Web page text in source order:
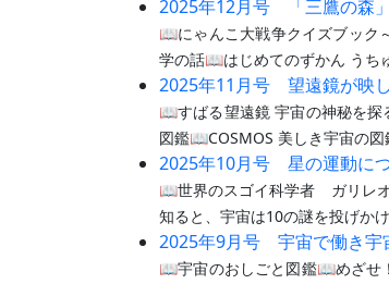
2025年12月号 「三鷹の森
📖にゃんこ大戦争クイズブック
学の話📖はじめてのずかん う
2025年11月号 望遠鏡が映
📖すばる望遠鏡 宇宙の神秘を
図鑑📖COSMOS 美しき宇宙の
2025年10月号 星の運動に
📖世界のスゴイ科学者 ガリレ
知ると、宇宙は10の謎を投げか
2025年9月号 宇宙で働き宇
📖宇宙のおしごと図鑑📖めざ